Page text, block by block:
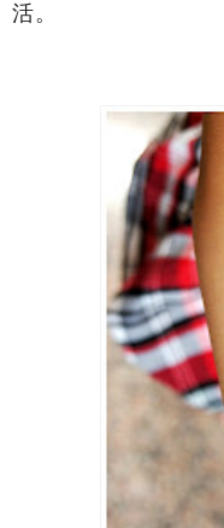
活。